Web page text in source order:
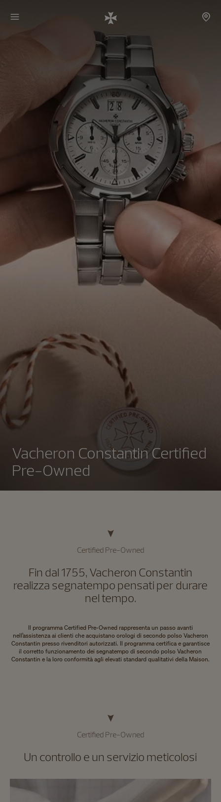
Vacheron Constantin Certified
Pre-Owned
Certified Pre-Owned
Fin dal 1755, Vacheron Constantin
realizza segnatempo pensati per durare
nel tempo.
Il programma Certified Pre-Owned rappresenta un passo avanti
nell’assistenza ai clienti che acquistano orologi di secondo polso Vacheron
Constantin presso rivenditori autorizzati. Il programma certifica e garantisce
il corretto funzionamento dei segnatempo di secondo polso Vacheron
Constantin e la loro conformità agli elevati standard qualitativi della Maison.
Certified Pre-Owned
Un controllo e un servizio meticolosi